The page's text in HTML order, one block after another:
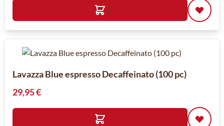
Lavazza Blue espresso Decaffeinato (100 pc)
29,95 €